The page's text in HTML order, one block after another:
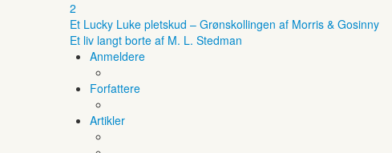
2
Et Lucky Luke pletskud – Grønskollingen af Morris & Gosinny
Et liv langt borte af M. L. Stedman
Anmeldere
Forfattere
Artikler